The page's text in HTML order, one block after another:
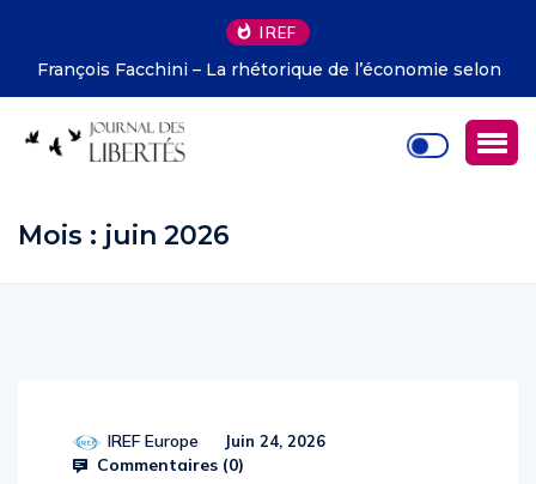
IREF
François Facchini – La rhétorique de l’économie selon
Deirdre McCloskey
IREF Europe Juin 24, 2026